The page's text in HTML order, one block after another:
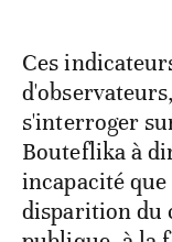
Ces
s'interroger
Bouteflika à
incapacité
disparition du